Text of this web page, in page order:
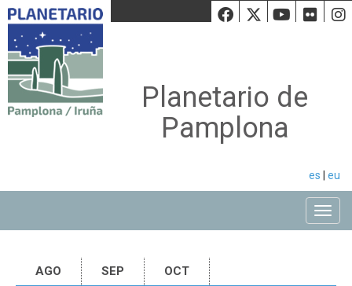
Facebook
Twiiter
Planetario de
Pamplona
es eu
AGO SEP OCT